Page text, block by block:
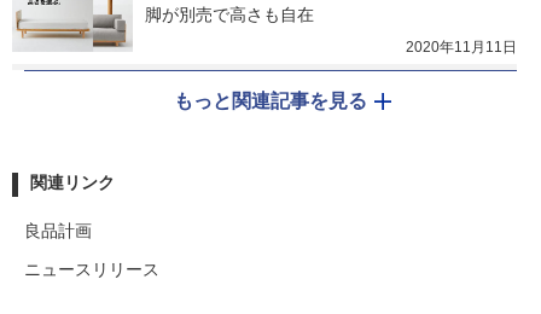
脚が別売で高さも自在
2020年11月11日
もっと関連記事を見る
関連リンク
良品計画
ニュースリリース